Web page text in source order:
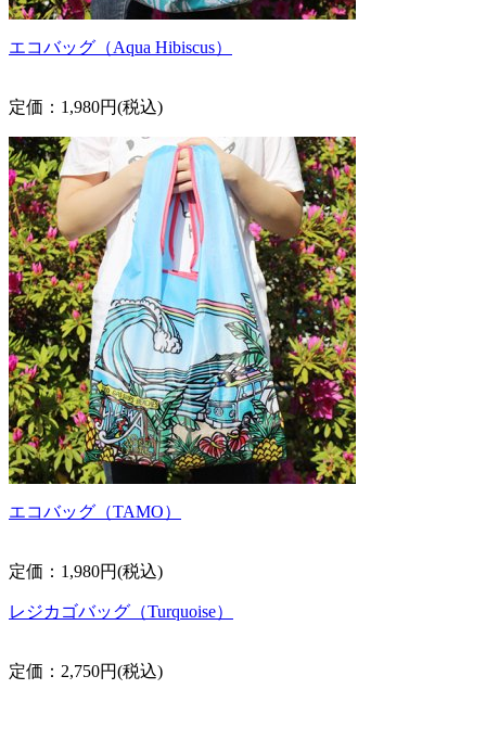
エコバッグ（Aqua Hibiscus）
定価：1,980円(税込)
エコバッグ（TAMO）
定価：1,980円(税込)
レジカゴバッグ（Turquoise）
定価：2,750円(税込)